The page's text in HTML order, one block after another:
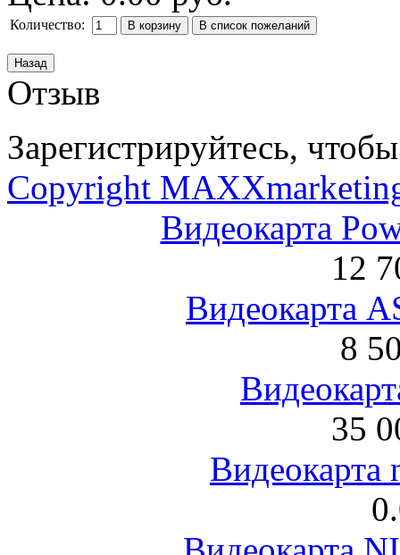
Количество:
Отзыв
Зарегистрируйтесь,
Copyright
Видеокарта
12
Видеокарта
8
35
Видеокарта